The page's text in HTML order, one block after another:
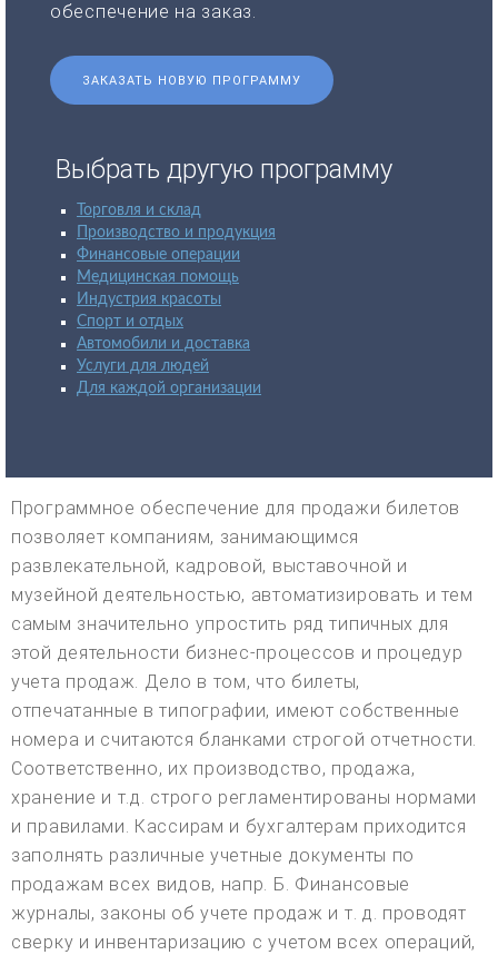
обеспечение на заказ.
ЗАКАЗАТЬ НОВУЮ ПРОГРАММУ
Выбрать другую программу
Торговля и склад
Производство и продукция
Финансовые операции
Медицинская помощь
Индустрия красоты
Спорт и отдых
Автомобили и доставка
Услуги для людей
Для каждой организации
Программное обеспечение для продажи билетов
позволяет компаниям, занимающимся
развлекательной, кадровой, выставочной и
музейной деятельностью, автоматизировать и тем
самым значительно упростить ряд типичных для
этой деятельности бизнес-процессов и процедур
учета продаж. Дело в том, что билеты,
отпечатанные в типографии, имеют собственные
номера и считаются бланками строгой отчетности.
Соответственно, их производство, продажа,
хранение и т.д. строго регламентированы нормами
и правилами. Кассирам и бухгалтерам приходится
заполнять различные учетные документы по
продажам всех видов, напр. Б. Финансовые
журналы, законы об учете продаж и т. д. проводят
сверку и инвентаризацию с учетом всех операций,